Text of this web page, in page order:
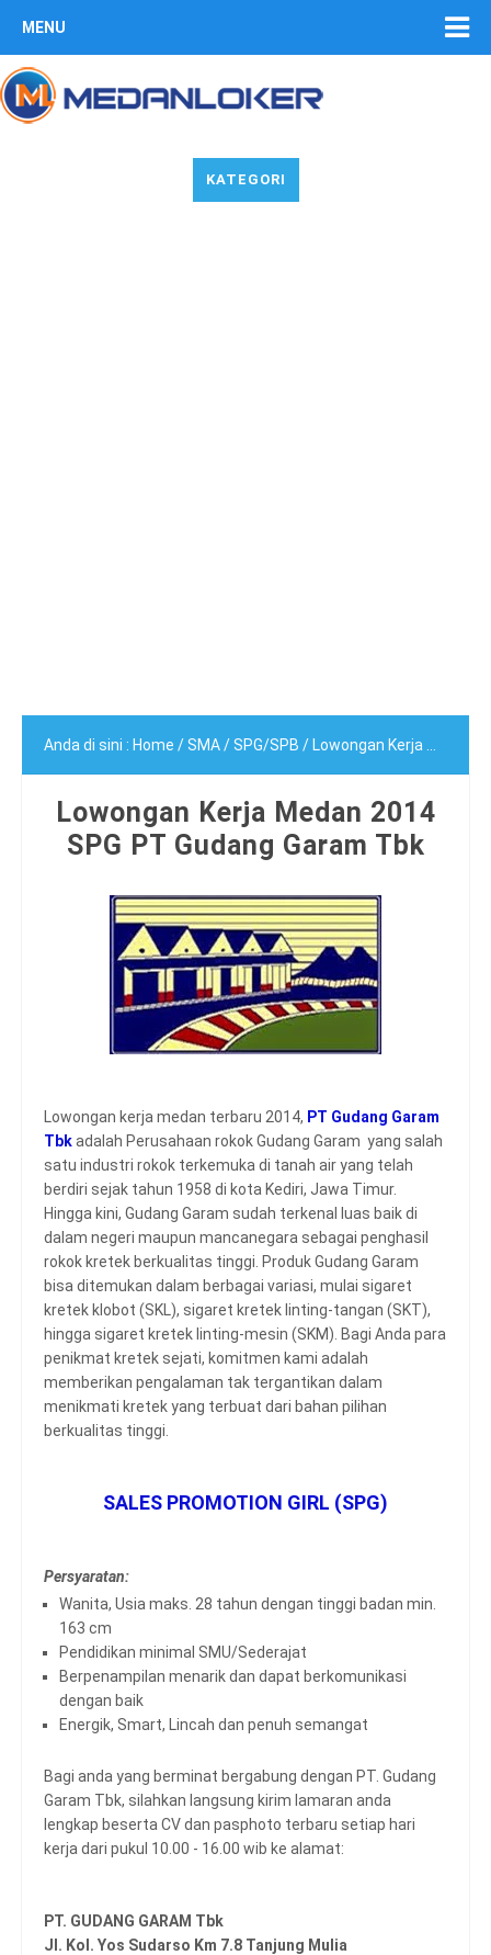
MENU
KATEGORI
Anda di sini : Home /SMA/SPG/SPB / Lowongan Kerja Medan 2014 SPG PT Gudang Garam Tbk
Lowongan Kerja Medan 2014
SPG PT Gudang Garam Tbk
Lowongan kerja medan terbaru 2014, PT Gudang Garam
Tbkadalah Perusahaan rokok Gudang Garam yang salah
satu industri rokok terkemuka di tanah air yang telah
berdiri sejak tahun 1958 di kota Kediri, Jawa Timur.
Hingga kini, Gudang Garam sudah terkenal luas baik di
dalam negeri maupun mancanegara sebagai penghasil
rokok kretek berkualitas tinggi. Produk Gudang Garam
bisa ditemukan dalam berbagai variasi, mulai sigaret
kretek klobot (SKL), sigaret kretek linting-tangan (SKT),
hingga sigaret kretek linting-mesin (SKM). Bagi Anda para
penikmat kretek sejati, komitmen kami adalah
memberikan pengalaman tak tergantikan dalam
menikmati kretek yang terbuat dari bahan pilihan
berkualitas tinggi.
SALES PROMOTION GIRL (SPG)
Persyaratan:
Wanita, Usia maks. 28 tahun dengan tinggi badan min.
163 cm
Pendidikan minimal SMU/Sederajat
Berpenampilan menarik dan dapat berkomunikasi
dengan baik
Energik, Smart, Lincah dan penuh semangat
Bagi anda yang berminat bergabung dengan PT. Gudang
Garam Tbk, silahkan langsung kirim lamaran anda
lengkap beserta CV dan pasphoto terbaru setiap hari
kerja dari pukul 10.00 - 16.00 wib ke alamat:
PT. GUDANG GARAM Tbk
Jl. Kol. Yos Sudarso Km 7.8 Tanjung Mulia